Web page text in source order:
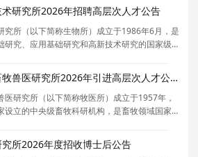
行业、企业提供知识产权
研究所2026年招聘高层次人才公告
究所（以下简称生物所）成立于1986年6月，是
研究、应用基础研究和高新技术研究的国家级
持四个面向，围绕农业微生物和作物生物育
因挖掘与功能解析为基础
中国农业科学院北京畜牧兽医研究所2026年引进高层次人才公告
研究所（以下简称牧医所）成立于1957年，
设立的中央级畜牧科研机构，是畜牧领域国家
家食物安全、畜产品有效供给、畜牧业高质
点解决畜牧业生产中基础
所2026年度招收博士后公告